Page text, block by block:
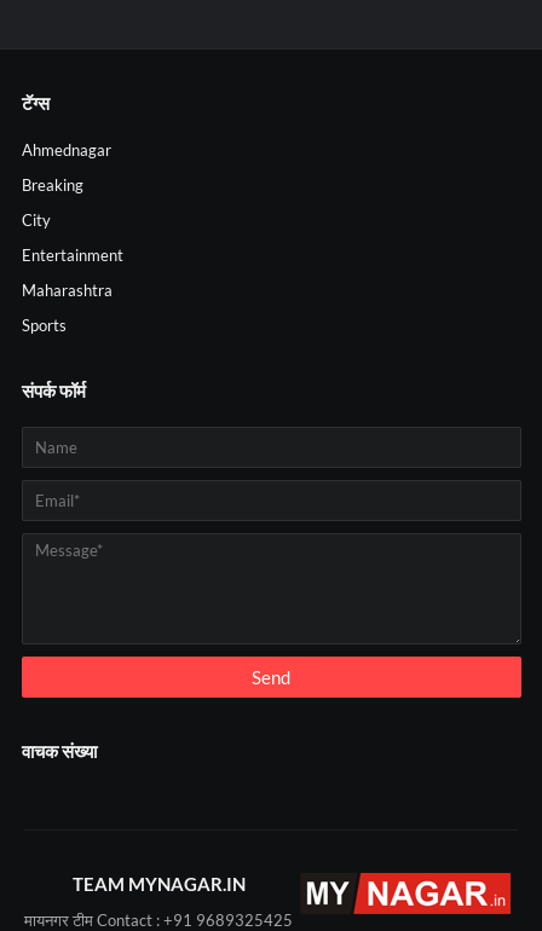
टॅग्स
Ahmednagar
Breaking
City
Entertainment
Maharashtra
Sports
संपर्क फॉर्म
वाचक संख्या
TEAM MYNAGAR.IN
मायनगर टीम Contact : +91 9689325425